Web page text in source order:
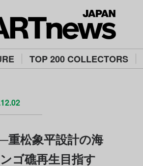
TOP 200 COLLECTORS
重松象平設計の海
ゴ礁再生目指す